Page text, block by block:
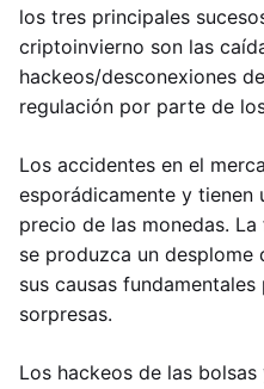
los tres principales
criptoinvierno son las
hackeos/desconexiones
regulación por parte de
Los accidentes en el
esporádicamente y tienen
precio de las monedas.
se produzca un
sus causas
sorpresas.
Los hackeos de las